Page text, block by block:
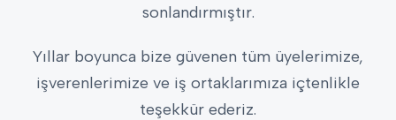
sonlandırmıştır.
Yıllar boyunca bize güvenen tüm üyelerimize,
işverenlerimize ve iş ortaklarımıza içtenlikle
teşekkür ederiz.